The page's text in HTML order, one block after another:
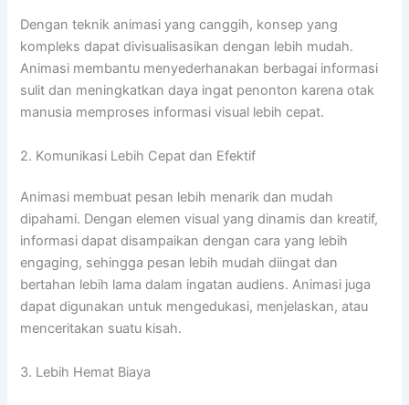
Dengan teknik animasi yang canggih, konsep yang
kompleks dapat divisualisasikan dengan lebih mudah.
Animasi membantu menyederhanakan berbagai informasi
sulit dan meningkatkan daya ingat penonton karena otak
manusia memproses informasi visual lebih cepat.
2. Komunikasi Lebih Cepat dan Efektif
Animasi membuat pesan lebih menarik dan mudah
dipahami. Dengan elemen visual yang dinamis dan kreatif,
informasi dapat disampaikan dengan cara yang lebih
engaging, sehingga pesan lebih mudah diingat dan
bertahan lebih lama dalam ingatan audiens. Animasi juga
dapat digunakan untuk mengedukasi, menjelaskan, atau
menceritakan suatu kisah.
3. Lebih Hemat Biaya